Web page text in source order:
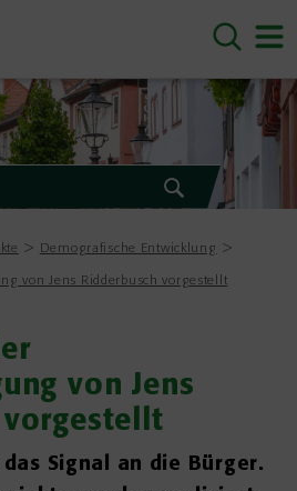
Demografische Entwicklung
von Jens Ridderbusch vorgestellt
von Jens
vorgestellt
Signal an die Bürger.